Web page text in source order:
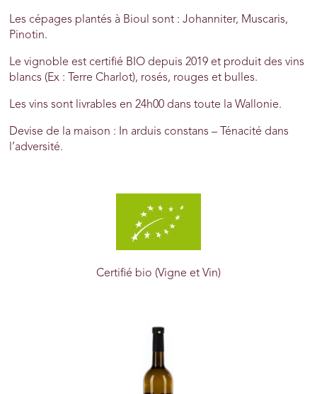
Les cépages plantés à Bioul sont : Johanniter, Muscaris,
Pinotin.
Le vignoble est certifié BIO depuis 2019 et produit des vins
blancs (Ex : Terre Charlot), rosés, rouges et bulles.
Les vins sont livrables en 24h00 dans toute la Wallonie.
Devise de la maison : In arduis constans – Ténacité dans
l’adversité.
Certifié bio (Vigne et Vin)